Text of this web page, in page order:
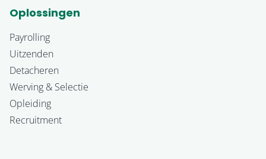
Oplossingen
Payrolling
Uitzenden
Detacheren
Werving & Selectie
Opleiding
Recruitment